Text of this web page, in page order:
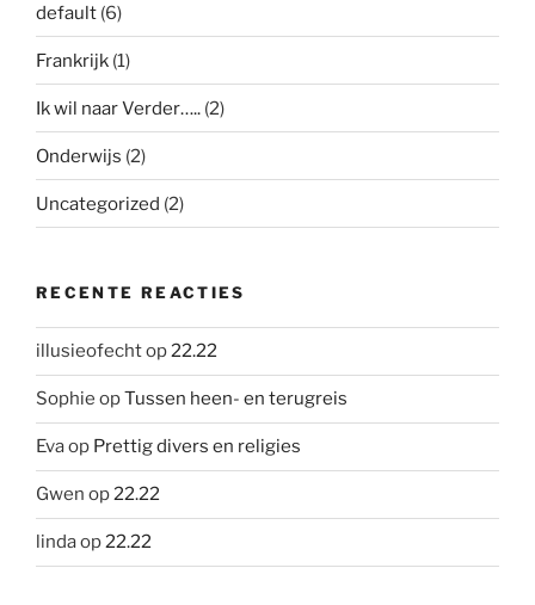
default (6)
Frankrijk (1)
Ik wil naar Verder….. (2)
Onderwijs (2)
Uncategorized (2)
RECENTE REACTIES
illusieofechtop22.22
Sophie opTussen heen- en terugreis
Evaop Prettig divers en religies
Gwen op22.22
lindaop22.22